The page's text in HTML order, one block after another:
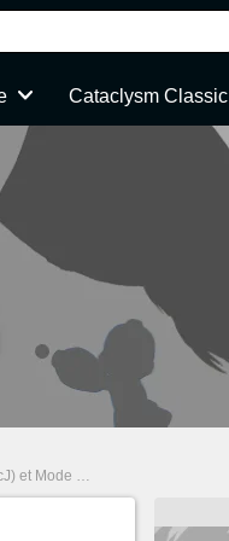
Cataclysm Classic
Guerre